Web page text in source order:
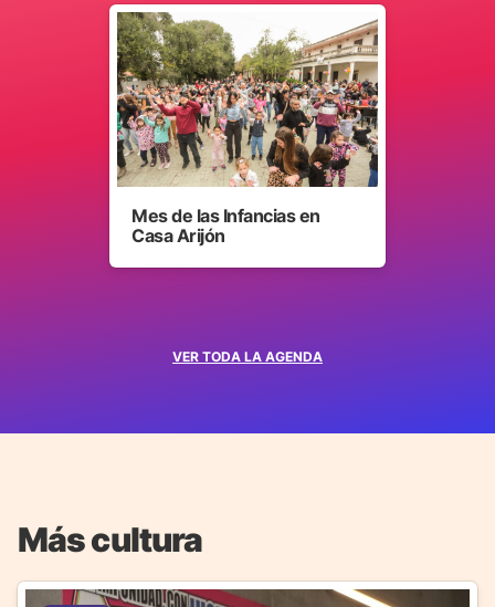
VER TODA LA AGENDA
Mes de las Infancias en
Casa Arijón
Más cultura